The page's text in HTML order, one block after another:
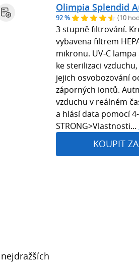
Olimpia Splendid
92 % (10
3 stupně filtrování.
vybavena filtrem
mikronu. UV-C
ke sterilizaci
jejich osvobozování
záporných iontů.
vzduchu v reálném
a hlásí data pomocí
STRONG>Vlastnosti...
KOUPIT